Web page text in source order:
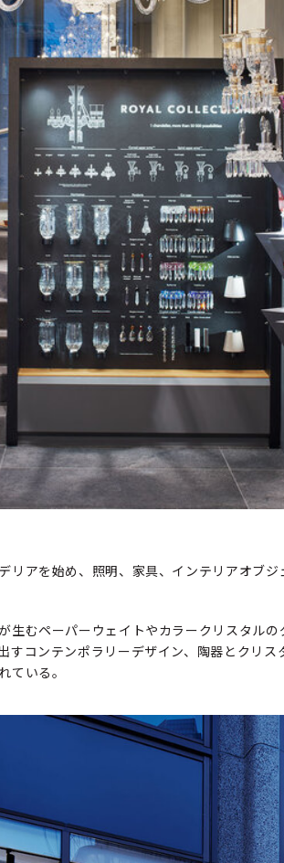
リアを始め、照明、家具、インテリアオブ
生むペーパーウェイトやカラークリスタル
すコンテンポラリーデザイン、陶器とクリ
ている。